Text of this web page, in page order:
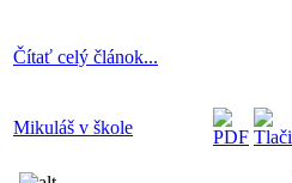
Čítať celý článok...
Mikuláš v škole